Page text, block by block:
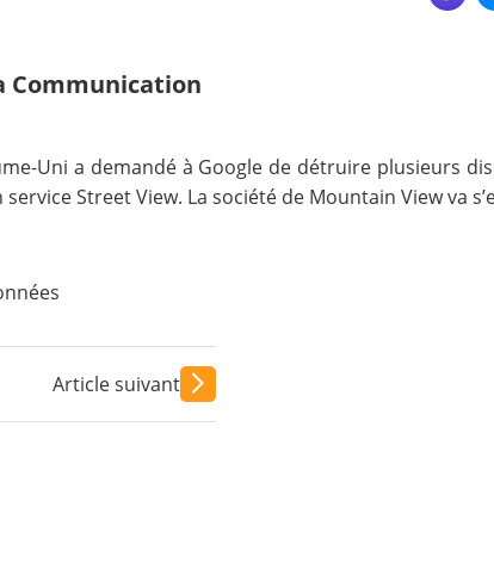
Communication
Uni a demandé à Google de détruire plusieurs
Street View. La société de Mountain View va
Article suivant